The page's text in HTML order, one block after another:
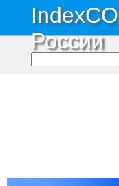
России